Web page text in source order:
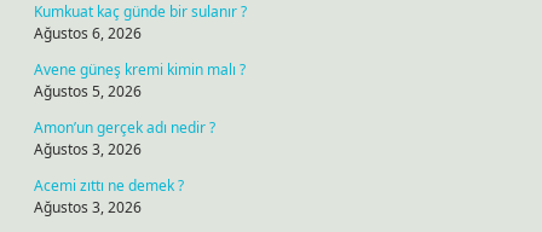
Kumkuat kaç günde bir sulanır ?
Ağustos 6, 2026
Avene güneş kremi kimin malı ?
Ağustos 5, 2026
Amon’un gerçek adı nedir ?
Ağustos 3, 2026
Acemi zıttı ne demek ?
Ağustos 3, 2026